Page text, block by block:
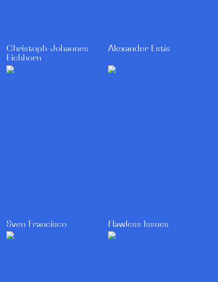
Christoph-Johannes
Eichhorn
Alexander Estis
Sven Francisco Flawless Issues